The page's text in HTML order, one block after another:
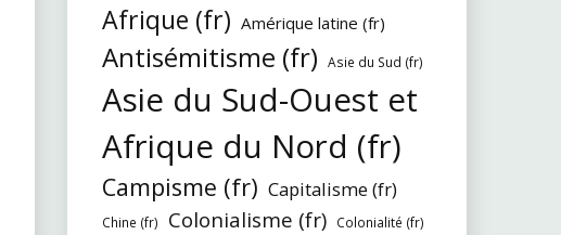
Afrique (fr) Amérique latine (fr)
Antisémitisme (fr) Asie du Sud (fr)
Asie du Sud-Ouest et
Afrique du Nord (fr)
Campisme (fr) Capitalisme (fr)
Chine (fr) Colonialisme (fr)
Colonialité (fr)